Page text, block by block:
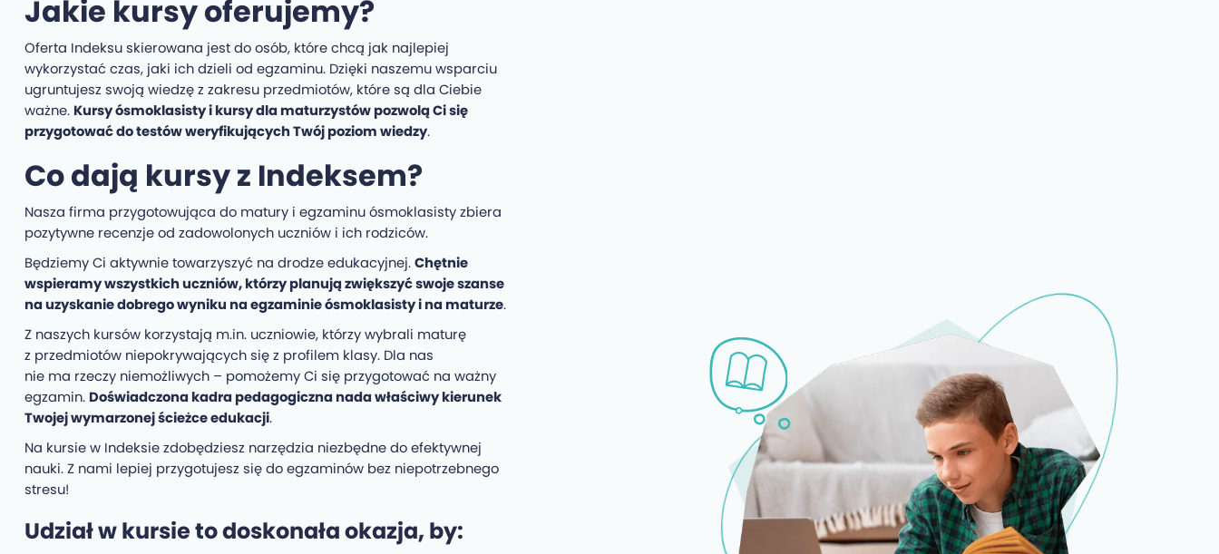
Jakie kursy oferujemy?
Oferta Indeksu skierowana jest do osób, które chcą jak najlepiej
wykorzystać czas, jaki ich dzieli od egzaminu. Dzięki naszemu wsparciu
ugruntujesz swoją wiedzę z zakresu przedmiotów, które są dla Ciebie
ważne. Kursy ósmoklasisty i kursy dla maturzystów pozwolą Ci się
przygotować do testów weryfikujących Twój poziom wiedzy.
Co dają kursy z Indeksem?
Nasza firma przygotowująca do matury i egzaminu ósmoklasisty zbiera
pozytywne recenzje od zadowolonych uczniów i ich rodziców.
Będziemy Ci aktywnie towarzyszyć na drodze edukacyjnej.Chętnie
wspieramy wszystkich uczniów, którzy planują zwiększyć swoje szanse
na uzyskanie dobrego wyniku na egzaminie ósmoklasisty i na maturze.
Z naszych kursów korzystają m.in. uczniowie, którzy wybrali maturę
z przedmiotów niepokrywających się z profilem klasy. Dla nas
nie ma rzeczy niemożliwych – pomożemy Ci się przygotować na ważny
egzamin. Doświadczona kadra pedagogicznanada właściwy kierunek
Twojej wymarzonej ścieżce edukacji.
Na kursie w Indeksie zdobędziesz narzędzia niezbędne do efektywnej
nauki. Z nami lepiej przygotujesz się do egzaminów bez niepotrzebnego
stresu!
Udział w kursie to doskonała okazja, by: